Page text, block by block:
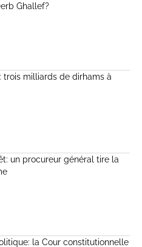
Ghallef?
trois milliards de dirhams à
un procureur général tire la
la Cour constitutionnelle